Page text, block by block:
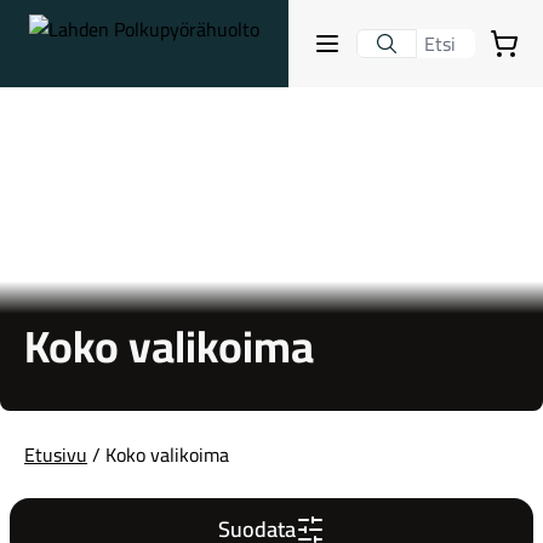
Lahden Polkupyörähuolto - etusivulle
Avaa sulje valikko
Gravel-pyörät
Ostoskori
Koko valikoima
Etusivu/ Koko valikoima
Suodata